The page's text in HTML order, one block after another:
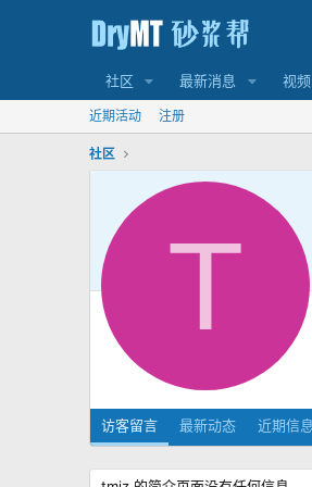
社区 最新消息 视
近期活动 注册
社区
T
访客留言 最新动态 近期信息